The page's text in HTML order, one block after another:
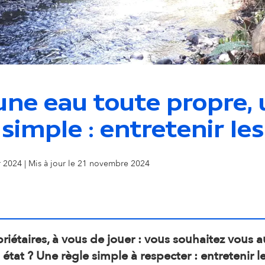
i
o
s
o
n
eau toute propre,
: entretenir les
| Mis à jour le 21 novembre 2024
à vous de jouer : vous souhaitez vous
? Une règle simple à respecter : entretenir